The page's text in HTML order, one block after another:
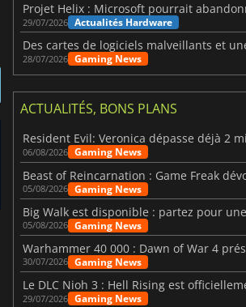
Projet Helix : Microsoft pourrait
29/07/2026 Actualités Hardware
28/07/2026 Gaming News
ACTUALITÉS, BONS PLANS
06/08/2026 Gaming News
05/08/2026 Gaming News
05/08/2026 Gaming News
30/07/2026 Gaming News
29/07/2026 Gaming News